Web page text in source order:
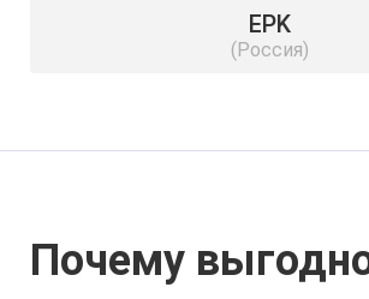
EPK
(Россия)
Почему